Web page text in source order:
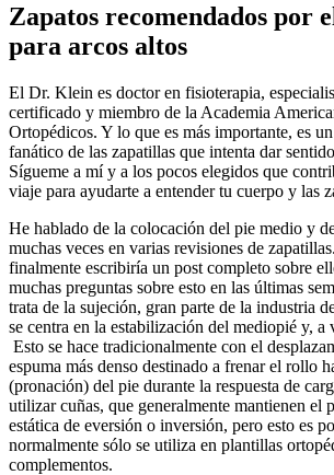
Zapatos recomendados por
para arcos altos
El Dr. Klein es doctor en fisioterapia,
certificado y miembro de la Academia
Ortopédicos. Y lo que es más importante, es
fanático de las zapatillas que intenta dar
Sígueme a mí y a los pocos elegidos que
viaje para ayudarte a entender tu cuerpo y las
He hablado de la colocación del pie medio y
muchas veces en varias revisiones de
finalmente escribiría un post completo sobre
muchas preguntas sobre esto en las últimas
trata de la sujeción, gran parte de la industria
se centra en la estabilización del mediopié y, a
Esto se hace tradicionalmente con el
espuma más denso destinado a frenar el rollo
(pronación) del pie durante la respuesta de
utilizar cuñas, que generalmente mantienen el
estática de eversión o inversión, pero esto es
normalmente sólo se utiliza en plantillas
complementos.